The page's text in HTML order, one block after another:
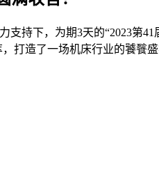
支持下，为期3天的“2023
打造了一场机床行业的饕餮盛